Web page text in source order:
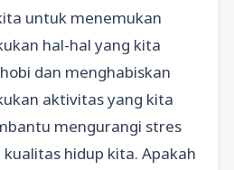
untuk menemukan
hal-hal yang kita
dan menghabiskan
aktivitas yang kita
mengurangi stres
hidup kita. Apakah